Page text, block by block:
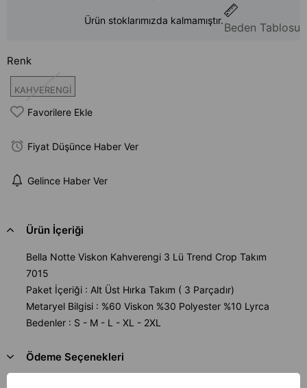
Beden Tablosu
Ürün stoklarımızda kalmamıştır.
Renk
KAHVERENGİ
Favorilere Ekle
Fiyat Düşünce Haber Ver
Gelince Haber Ver
Ürün İçeriği
Bella Notte Viskon Kahverengi 3 Lü Trend Crop Takım
7015
Paket İçeriği : Alt Üst Hırka Takım ( 3 Parçadır)
Metaryel Bilgisi : %60 Viskon %30 Polyester %10 Lyrca
Bedenler : S - M - L - XL - 2XL
Ödeme Seçenekleri